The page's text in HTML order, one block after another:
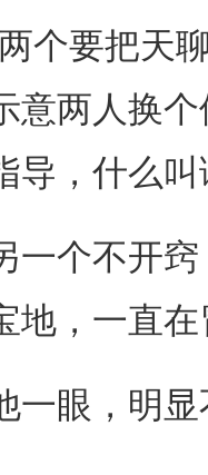
要把天聊
意两人换
导，什么叫
个不开窍
地，一直
眼，明显